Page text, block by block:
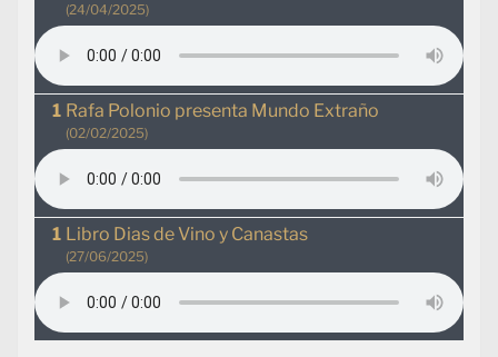
(24/04/2025)
Rafa Polonio presenta Mundo Extraño
(02/02/2025)
Libro Dias de Vino y Canastas
(27/06/2025)